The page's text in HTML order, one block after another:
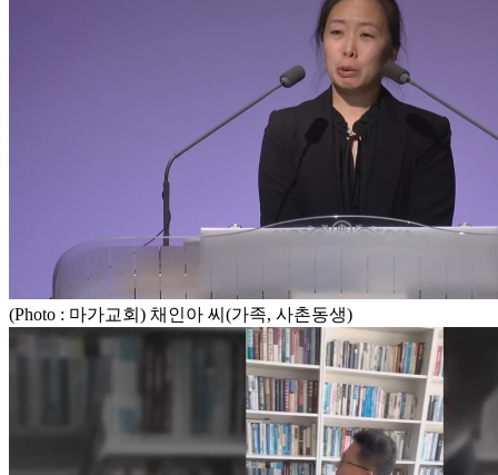
(Photo : 마가교회) 채인아 씨(가족, 사촌동생)